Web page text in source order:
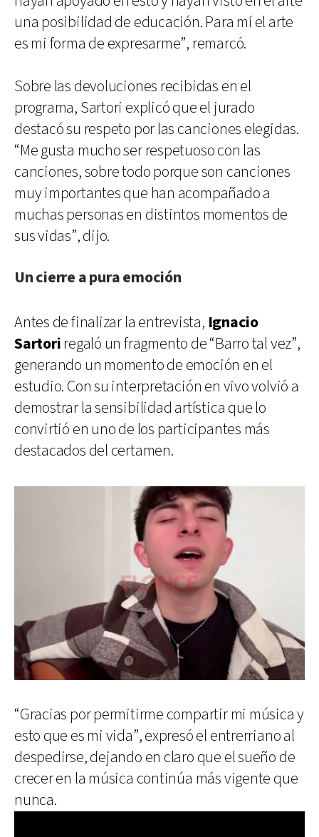
una posibilidad de educación. Para mí el arte
es mi forma de expresarme”, remarcó.
Sobre las devoluciones recibidas en el
programa, Sartori explicó que el jurado
destacó su respeto por las canciones elegidas.
“Me gusta mucho ser respetuoso con las
canciones, sobre todo porque son canciones
muy importantes que han acompañado a
muchas personas en distintos momentos de
sus vidas”, dijo.
Un cierre a pura emoción
Antes de finalizar la entrevista, Ignacio
Sartoriregaló un fragmento de “Barro tal vez”,
generando un momento de emoción en el
estudio. Con su interpretación en vivo volvió a
demostrar la sensibilidad artística que lo
convirtió en uno de los participantes más
destacados del certamen.
“Gracias por permitirme compartir mi música y
esto que es mi vida”, expresó el entrerriano al
despedirse, dejando en claro que el sueño de
crecer en la música continúa más vigente que
nunca.